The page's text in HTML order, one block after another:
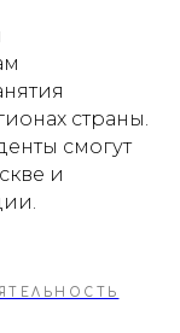
страны.
смогут
и